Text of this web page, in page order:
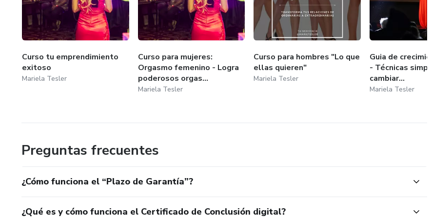
Curso tu emprendimiento
exitoso
Mariela Tesler
Curso para mujeres:
Orgasmo femenino - Logra
poderosos orgas...
Mariela Tesler
Curso para hombres "Lo que
ellas quieren"
Mariela Tesler
Guia de
- Técnicas
cambiar...
Mariela Tesler
Preguntas frecuentes
¿Cómo funciona el “Plazo de Garantía”?
¿Qué es y cómo funciona el Certificado de Conclusión digital?